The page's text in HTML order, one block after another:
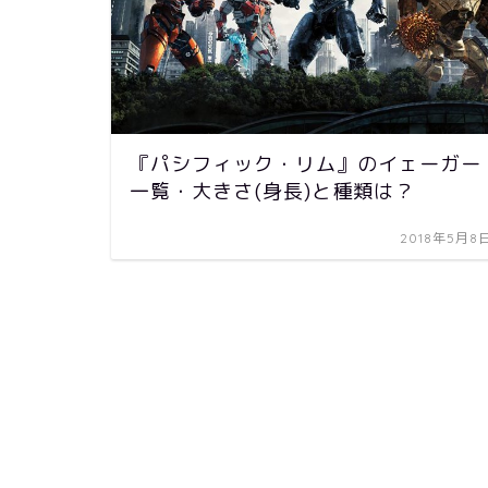
『パシフィック・リム』のイェーガー
一覧・大きさ(身長)と種類は？
2018年5月8